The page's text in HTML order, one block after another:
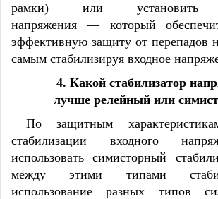
рамки) или установить
напряжения — который
эффективную защиту от перепадов
самым стабилизируя входное
4. Какой стабилизатор
лучше релейный или
По защитным
стабилизации входного
использовать симисторный
между этими типами
использование разных типов